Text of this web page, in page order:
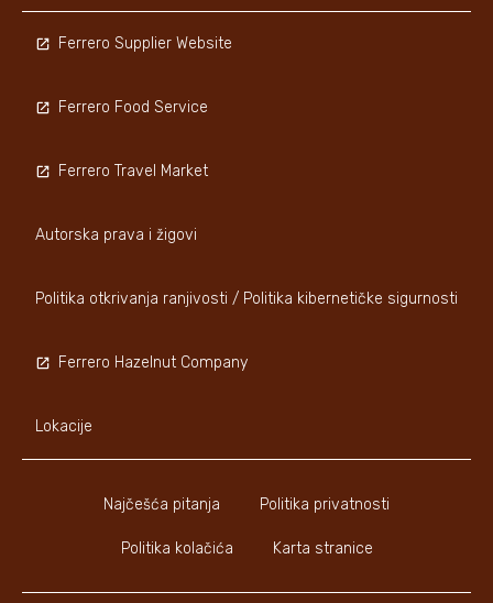
Najčešća pitanja Politika privatnosti
Politika kolačića Karta stranice
Ferrero Supplier Website
Ferrero Food Service
Ferrero Travel Market
Autorska prava i žigovi
Politika otkrivanja ranjivosti / Politika kibernetičke sigurnosti
Ferrero Hazelnut Company
Lokacije